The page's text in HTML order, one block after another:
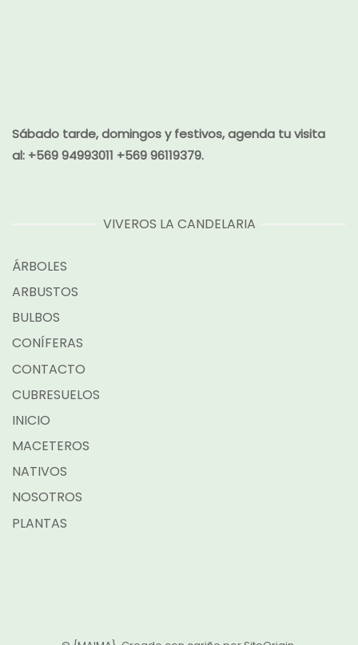
Sábado tarde, domingos y festivos, agenda tu visita
al: +569 94993011 +569 96119379.
VIVEROS LA CANDELARIA
ÁRBOLES
ARBUSTOS
BULBOS
CONÍFERAS
CONTACTO
CUBRESUELOS
INICIO
MACETEROS
NATIVOS
NOSOTROS
PLANTAS